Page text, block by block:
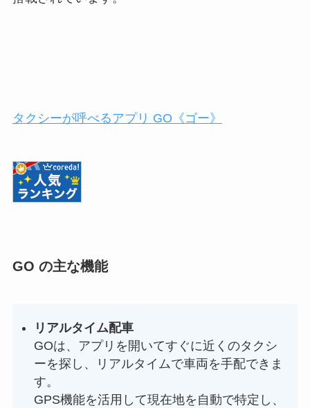
タクシーが呼べるアプリ GO《ゴー》
GO の主な機能
リアルタイム配車
GOは、アプリを開いてすぐに近くのタクシ
ーを探し、リアルタイムで車両を手配できま
す。
GPS機能を活用して現在地を自動で特定し、